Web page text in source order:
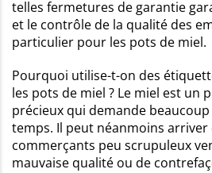
telles fermetures de garantie
et le contrôle de la qualité des
particulier pour les pots de miel.
Pourquoi utilise-t-on des
les pots de miel ? Le miel est un
précieux qui demande
temps. Il peut néanmoins arriver
commerçants peu scrupuleux
mauvaise qualité ou de